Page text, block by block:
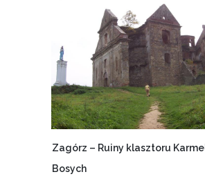
Zagórz – Ruiny klasztoru
Bosych